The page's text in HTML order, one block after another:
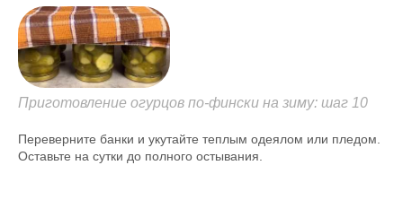
Приготовление огурцов по-фински на зиму: шаг 10
Переверните банки и укутайте теплым одеялом или пледом.
Оставьте на сутки до полного остывания.